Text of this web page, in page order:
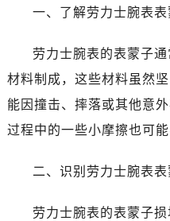
一、了解劳力士腕表表
劳力士腕表的表蒙子
材料制成，这些材料虽然
能因撞击、摔落或其他意
过程中的一些小摩擦也可
二、识别劳力士腕表
劳力士腕表的表蒙子